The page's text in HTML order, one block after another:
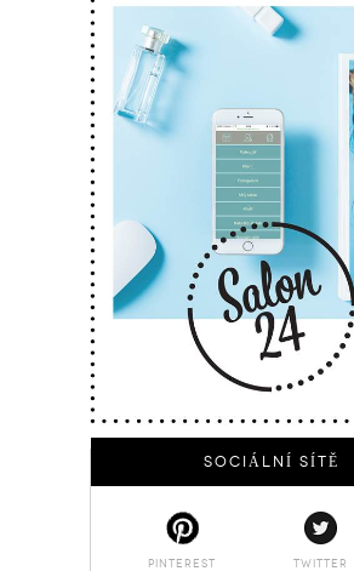
SOCIÁLNÍ SÍTĚ
PINTEREST TWITTER